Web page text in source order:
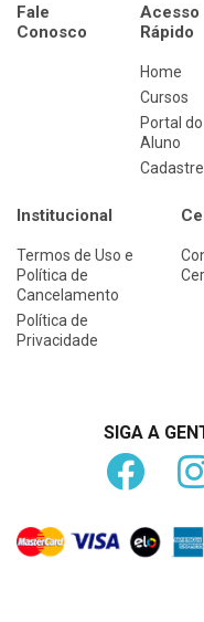
Fale
Conosco
Acesso
Rápido
Home
Cursos
Portal do
Aluno
Institucional
Termos de Uso e
Política de
Cancelamento
Política de
Privacidade
SIGA A